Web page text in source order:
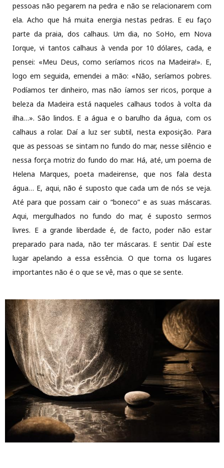
pessoas não pegarem na pedra e não se relacionarem com
ela. Acho que há muita energia nestas pedras. E eu faço
parte da praia, dos calhaus. Um dia, no SoHo, em Nova
Iorque, vi tantos calhaus à venda por 10 dólares, cada, e
pensei: «Meu Deus, como seríamos ricos na Madeira!». E,
logo em seguida, emendei a mão: «Não, seríamos pobres.
Podíamos ter dinheiro, mas não íamos ser ricos, porque a
beleza da Madeira está naqueles calhaus todos à volta da
ilha…». São lindos. E a água e o barulho da água, com os
calhaus a rolar. Daí a luz ser subtil, nesta exposição. Para
que as pessoas se sintam no fundo do mar, nesse silêncio e
nessa força motriz do fundo do mar. Há, até, um poema de
Helena Marques, poeta madeirense, que nos fala desta
água… E, aqui, não é suposto que cada um de nós se veja.
Até para que possam cair o “boneco” e as suas máscaras.
Aqui, mergulhados no fundo do mar, é suposto sermos
livres. E a grande liberdade é, de facto, poder não estar
preparado para nada, não ter máscaras. E sentir. Daí este
lugar apelando a essa essência. O que torna os lugares
importantes não é o que se vê, mas o que se sente.